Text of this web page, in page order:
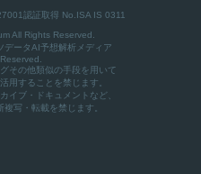
認証取得 No.ISA IS 0311
All Rights Reserved.
データAI予想解析メディア
その他類似の手段を用いて
用することを禁じます。
イブ・ドキュメントなど、
写・転載を禁じます。